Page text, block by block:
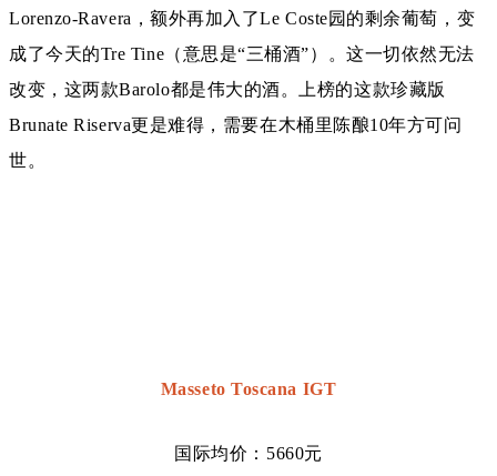
Lorenzo-Ravera，额外再加入了Le Coste园的剩余葡萄， 变
成了今天的Tre Tine（意思是“三桶酒”）。这一切依然无法
改变，这两款Barolo都是伟大的酒。
上榜的这款珍藏版
Brunate Riserva更是难得，需要在木桶里陈酿10年方可问
世。
Masseto Toscana IGT
国际均价：5660元